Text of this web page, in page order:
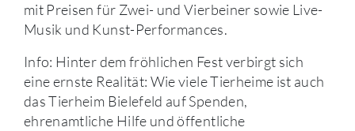
mit Preisen für Zwei- und Vierbeiner sowie Live-
Musik und Kunst-Performances.
Info: Hinter dem fröhlichen Fest verbirgt sich
eine ernste Realität: Wie viele Tierheime ist auch
das Tierheim Bielefeld auf Spenden,
ehrenamtliche Hilfe und öffentliche